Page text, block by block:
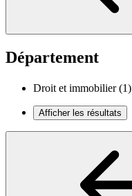
Département
Droit et immobilier (1)
Afficher les résultats